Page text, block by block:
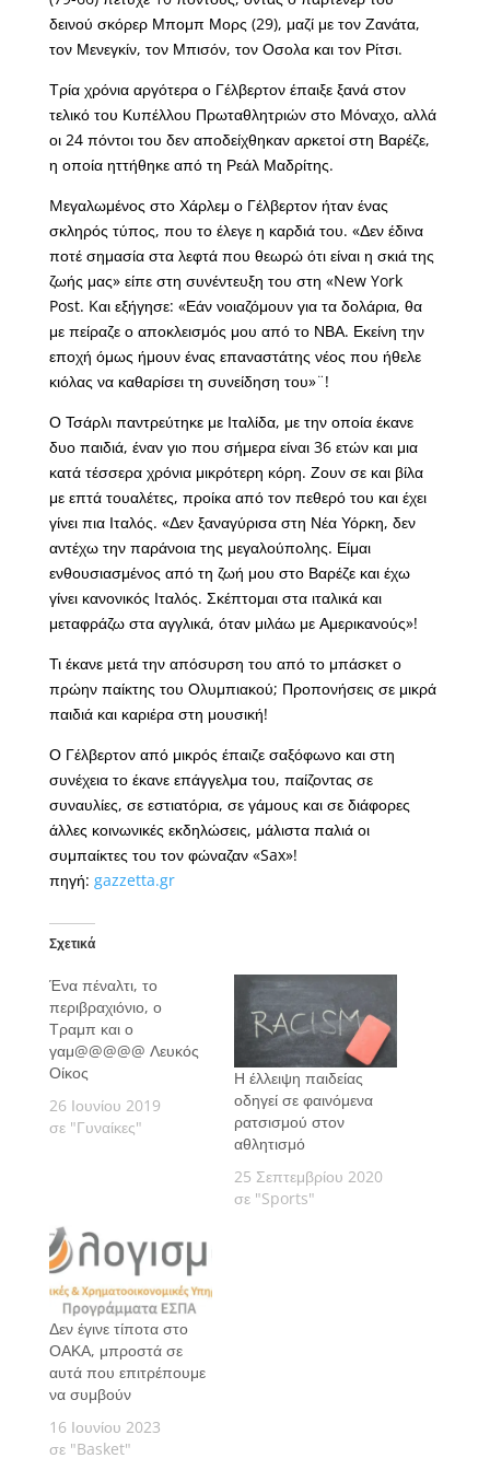
δεινού σκόρερ Μπομπ Μορς (29), μαζί με τον Ζανάτα,
τον Μενεγκίν, τον Μπισόν, τον Οσολα και τον Ρίτσι.
Τρία χρόνια αργότερα ο Γέλβερτον έπαιξε ξανά στον
τελικό του Κυπέλλου Πρωταθλητριών στο Μόναχο, αλλά
οι 24 πόντοι του δεν αποδείχθηκαν αρκετοί στη Βαρέζε,
η οποία ηττήθηκε από τη Ρεάλ Μαδρίτης.
Mεγαλωμένος στο Χάρλεμ ο Γέλβερτον ήταν ένας
σκληρός τύπος, που το έλεγε η καρδιά του. «Δεν έδινα
ποτέ σημασία στα λεφτά που θεωρώ ότι είναι η σκιά της
ζωής μας» είπε στη συνέντευξη του στη «New York
Post. Kαι εξήγησε: «Εάν νοιαζόμουν για τα δολάρια, θα
με πείραζε ο αποκλεισμός μου από το ΝΒΑ. Εκείνη την
εποχή όμως ήμουν ένας επαναστάτης νέος που ήθελε
κιόλας να καθαρίσει τη συνείδηση του»¨!
Ο Τσάρλι παντρεύτηκε με Ιταλίδα, με την οποία έκανε
δυο παιδιά, έναν γιο που σήμερα είναι 36 ετών και μια
κατά τέσσερα χρόνια μικρότερη κόρη. Ζουν σε και βίλα
με επτά τουαλέτες, προίκα από τον πεθερό του και έχει
γίνει πια Ιταλός. «Δεν ξαναγύρισα στη Νέα Υόρκη, δεν
αντέχω την παράνοια της μεγαλούπολης. Είμαι
ενθουσιασμένος από τη ζωή μου στο Βαρέζε και έχω
γίνει κανονικός Ιταλός. Σκέπτομαι στα ιταλικά και
μεταφράζω στα αγγλικά, όταν μιλάω με Αμερικανούς»!
Τι έκανε μετά την απόσυρση του από το μπάσκετ ο
πρώην παίκτης του Ολυμπιακού; Προπονήσεις σε μικρά
παιδιά και καριέρα στη μουσική!
Ο Γέλβερτον από μικρός έπαιζε σαξόφωνο και στη
συνέχεια το έκανε επάγγελμα του, παίζοντας σε
συναυλίες, σε εστιατόρια, σε γάμους και σε διάφορες
άλλες κοινωνικές εκδηλώσεις, μάλιστα παλιά οι
συμπαίκτες του τον φώναζαν «Sax»!
πηγή: gazzetta.gr
Σχετικά
Ένα πέναλτι, το
περιβραχιόνιο, ο
Τραμπ και ο
γαμ@@@@@ Λευκός
Οίκος
26 Ιουνίου 2019
σε "Γυναίκες"
Η έλλειψη παιδείας
οδηγεί σε φαινόμενα
ρατσισμού στον
αθλητισμό
25 Σεπτεμβρίου 2020
σε "Sports"
Δεν έγινε τίποτα στο
ΟΑΚΑ, μπροστά σε
αυτά που επιτρέπουμε
να συμβούν
16 Ιουνίου 2023
σε "Basket"